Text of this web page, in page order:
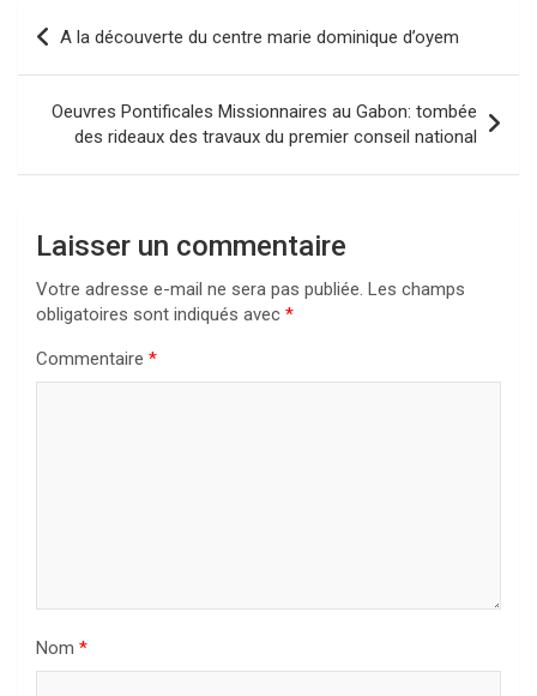
Navigation
de
l’article
A la découverte du centre marie dominique d’oyem
Oeuvres Pontificales Missionnaires au Gabon: tombée
des rideaux des travaux du premier conseil national
Laisser un commentaire
Votre adresse e-mail ne sera pas publiée. Les champs
obligatoires sont indiqués avec *
Commentaire *
Nom *